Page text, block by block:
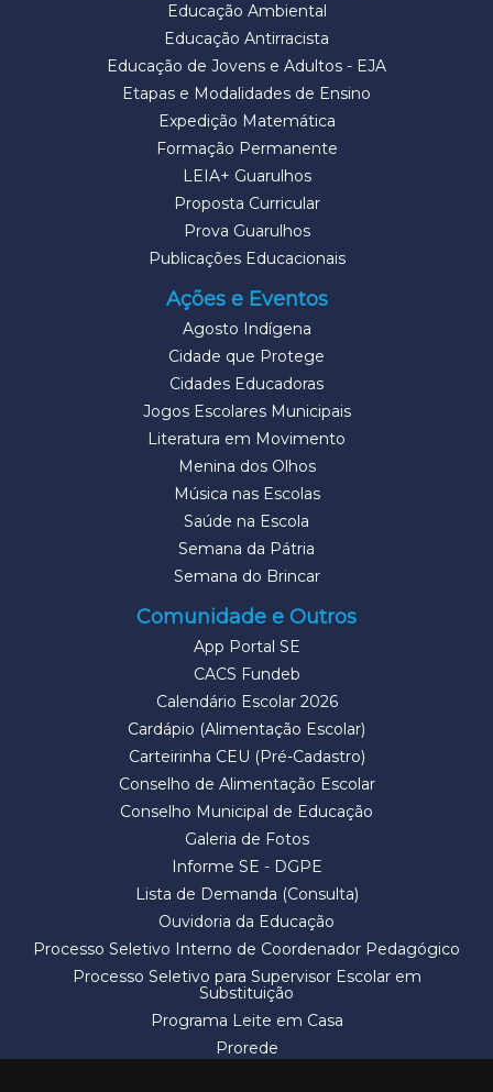
Educação Ambiental
Educação Antirracista
Educação de Jovens e Adultos - EJA
Etapas e Modalidades de Ensino
Expedição Matemática
Formação Permanente
LEIA+ Guarulhos
Proposta Curricular
Prova Guarulhos
Publicações Educacionais
Ações e Eventos
Agosto Indígena
Cidade que Protege
Cidades Educadoras
Jogos Escolares Municipais
Literatura em Movimento
Menina dos Olhos
Música nas Escolas
Saúde na Escola
Semana da Pátria
Semana do Brincar
Comunidade e Outros
App Portal SE
CACS Fundeb
Calendário Escolar 2026
Cardápio (Alimentação Escolar)
Carteirinha CEU (Pré-Cadastro)
Conselho de Alimentação Escolar
Conselho Municipal de Educação
Galeria de Fotos
Informe SE - DGPE
Lista de Demanda (Consulta)
Ouvidoria da Educação
Processo Seletivo Interno de Coordenador Pedagógico
Processo Seletivo para Supervisor Escolar em
Substituição
Programa Leite em Casa
Prorede